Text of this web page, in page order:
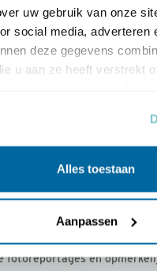
uw gebruik van onze
social media, adverteren
deze gegevens
u aan ze heeft verstrekt
Alles toestaan
Aanpassen
5 x Vogels voor €
het tijdschrift voor onze
fotoreportages en